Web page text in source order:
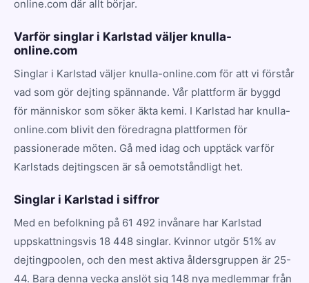
online.com där allt börjar.
Varför singlar i Karlstad väljer knulla-
online.com
Singlar i Karlstad väljer knulla-online.com för att vi förstår
vad som gör dejting spännande. Vår plattform är byggd
för människor som söker äkta kemi. I Karlstad har knulla-
online.com blivit den föredragna plattformen för
passionerade möten. Gå med idag och upptäck varför
Karlstads dejtingscen är så oemotståndligt het.
Singlar i Karlstad i siffror
Med en befolkning på 61 492 invånare har Karlstad
uppskattningsvis 18 448 singlar. Kvinnor utgör 51% av
dejtingpoolen, och den mest aktiva åldersgruppen är 25-
44. Bara denna vecka anslöt sig 148 nya medlemmar från